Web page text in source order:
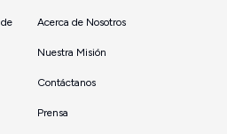
Acerca de Nosotros
Nuestra Misión
Contáctanos
Prensa